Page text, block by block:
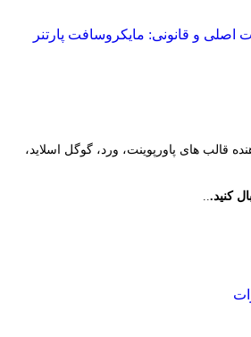
اصلی و قانونی: مایکروسافت پارتنر
قالب های پاورپوینت، ورد، گوگل اسلاید،
کنید.